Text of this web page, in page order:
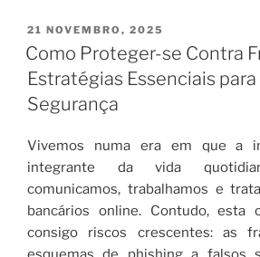
PUBLICADO
EM
21 NOVEMBRO, 2025
Como Proteger-se Contra
Estratégias Essenciais
Segurança
Vivemos numa era em que a
integrante da vida
comunicamos, trabalhamos e
bancários online. Contudo, esta
consigo riscos crescentes: as